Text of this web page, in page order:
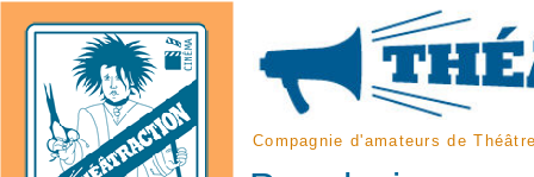
Compagnie d'amateurs de